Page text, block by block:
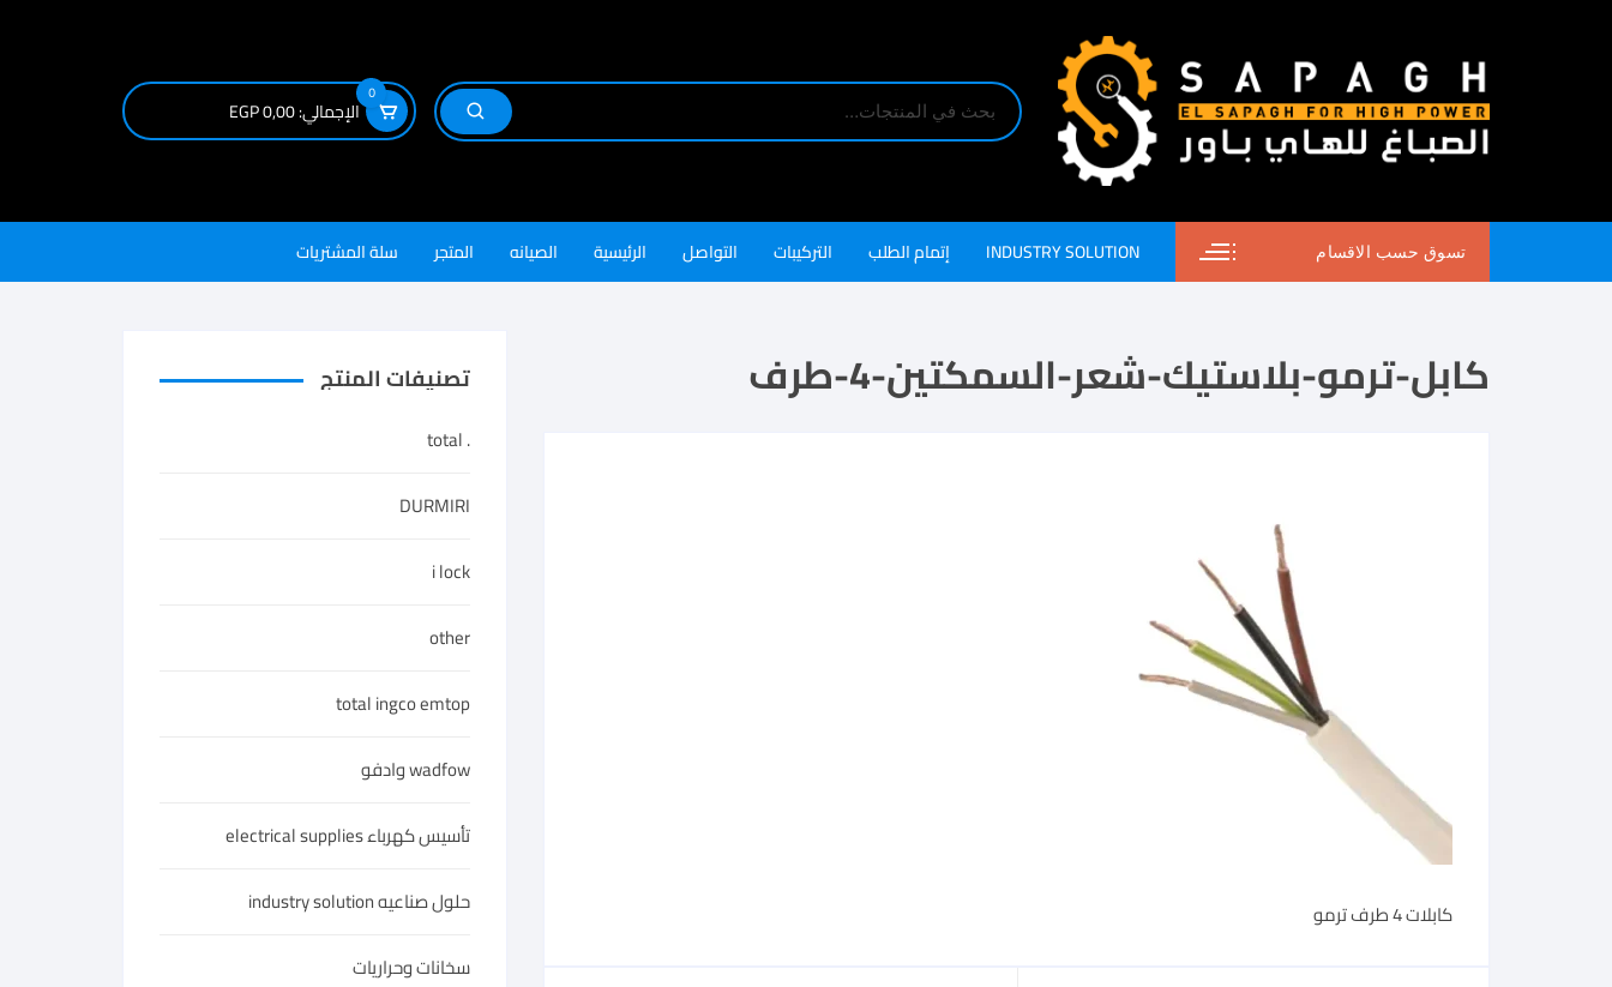
0
الإجمالي:0,00
EGP
تسوق حسب الاقسام INDUSTRY SOLUTION إتمام الطلب التركيبات التواصل الرئيسية الصيانه المتجر سلة المشتريات
كابل-ترمو-بلاستيك-شعر-السمكتين-4-طرف
كابلات 4 طرف ترمو
تصنيفات المنتج
. total
DURMIRI
i lock
other
total ingco emtop
wadfow وادفو
تأسيس كهرباء electrical supplies
حلول صناعيه industry solution
سخانات وحراريات